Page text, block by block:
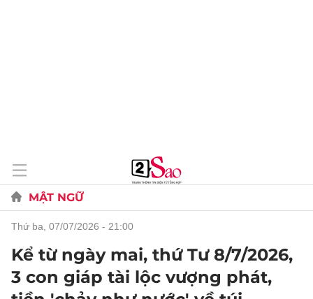
MẬT NGỮ
thứ ba, 07/07/2026 - 21:00
Kể từ ngày mai, thứ Tư 8/7/2026,
3 con giáp tài lộc vượng phát,